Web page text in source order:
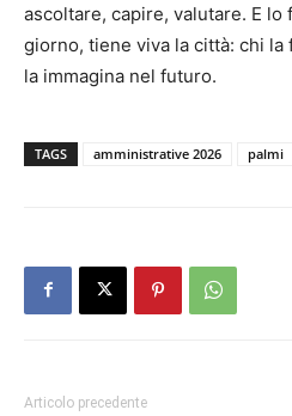
ascoltare, capire, valutare. E lo
giorno, tiene viva la città: chi
la immagina nel futuro.
TAGS amministrative 2026 palmi
Articolo precedente